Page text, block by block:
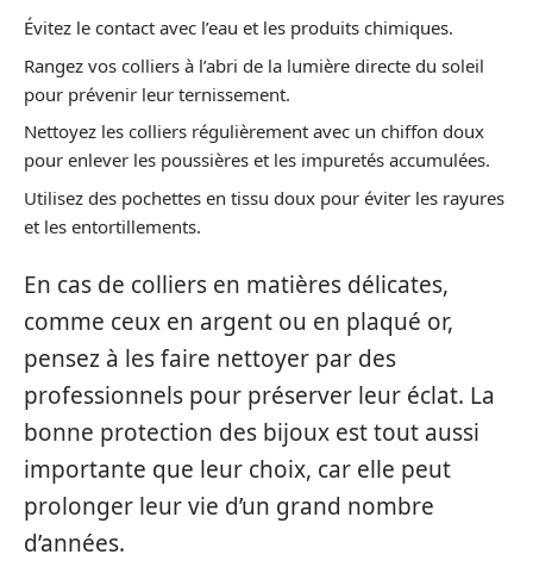
Évitez le contact avec l’eau et les produits chimiques.
Rangez vos colliers à l’abri de la lumière directe du soleil
pour prévenir leur ternissement.
Nettoyez les colliers régulièrement avec un chiffon doux
pour enlever les poussières et les impuretés accumulées.
Utilisez des pochettes en tissu doux pour éviter les rayures
et les entortillements.
En cas de colliers en matières délicates,
comme ceux en argent ou en plaqué or,
pensez à les faire nettoyer par des
professionnels pour préserver leur éclat. La
bonne protection des bijoux est tout aussi
importante que leur choix, car elle peut
prolonger leur vie d’un grand nombre
d’années.